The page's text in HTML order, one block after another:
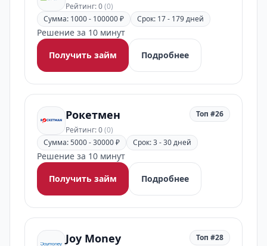
Рейтинг: 0(0)
Сумма: 1000 - 100000 ₽ Срок: 17 - 179 дней
Решение за 10 минут
Получить займ
Подробнее
Рокетмен
Рейтинг: 0(0)
Топ #26
Сумма: 5000 - 30000 ₽ Срок: 3 - 30 дней
Решение за 10 минут
Получить займ
Подробнее
Joy Money Топ #28